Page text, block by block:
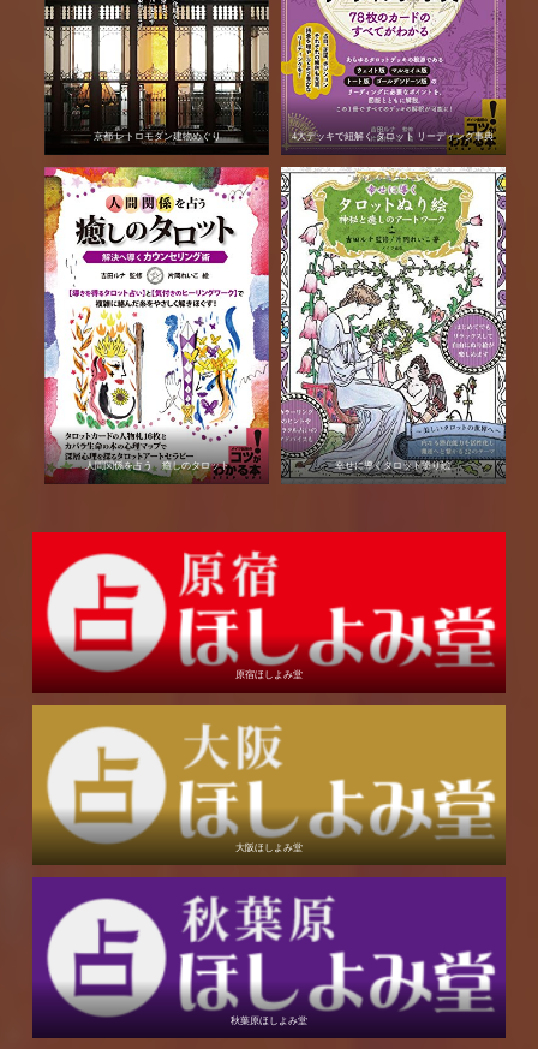
京都 レトロモダン建物めぐり 4大デッキで紐解く タロット リーディング事典
人間関係を占う 癒しのタロット 幸せに導くタロット塗り絵
原宿ほしよみ堂
大阪ほしよみ堂
秋葉原ほしよみ堂